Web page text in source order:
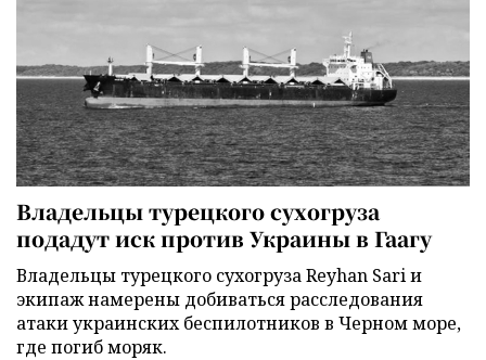
Владельцы турецкого сухогруза
подадут иск против Украины в Гаагу
Владельцы турецкого сухогруза Reyhan Sari и
экипаж намерены добиваться расследования
атаки украинских беспилотников в Черном море,
где погиб моряк.